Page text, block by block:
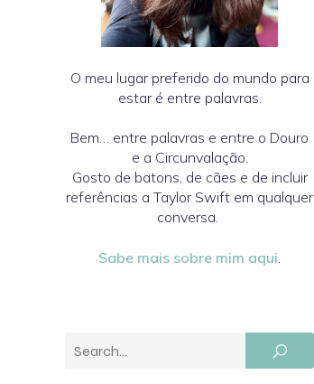
O meu lugar preferido do mundo para
estar é entre palavras.
Bem… entre palavras e entre o Douro
e a Circunvalação.
Gosto de batons, de cães e de incluir
referências a Taylor Swift em qualquer
conversa.
Sabe mais sobre mim aqui.